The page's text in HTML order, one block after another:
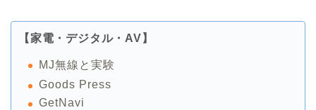
【家電・デジタル・AV】
MJ無線と実験
Goods Press
GetNavi